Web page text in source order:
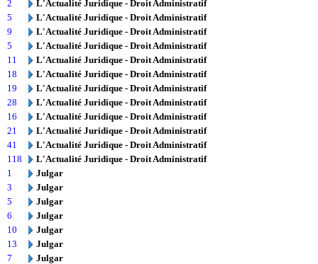
2
L'Actualité Juridique - Droit Administratif
5
L'Actualité Juridique - Droit Administratif
9
L'Actualité Juridique - Droit Administratif
5
L'Actualité Juridique - Droit Administratif
11
L'Actualité Juridique - Droit Administratif
18
L'Actualité Juridique - Droit Administratif
19
L'Actualité Juridique - Droit Administratif
28
L'Actualité Juridique - Droit Administratif
16
L'Actualité Juridique - Droit Administratif
21
L'Actualité Juridique - Droit Administratif
41
L'Actualité Juridique - Droit Administratif
118
L'Actualité Juridique - Droit Administratif
1
Julgar
3
Julgar
5
Julgar
6
Julgar
10
Julgar
13
Julgar
7
Julgar